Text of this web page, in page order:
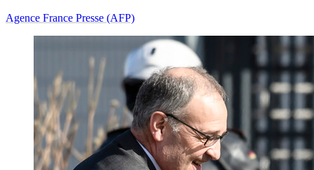
Agence France Presse (AFP)